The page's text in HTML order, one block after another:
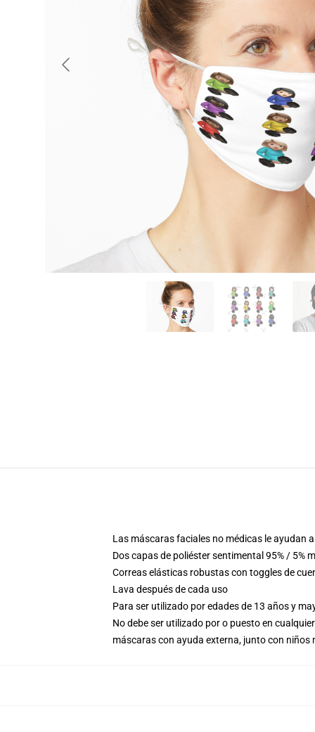
Las máscaras faciales no médicas le ayudan
Dos capas de poliéster sentimental 95% / 5%
Correas elásticas robustas con toggles de
Lava después de cada uso
Para ser utilizado por edades de 13 años y
No debe ser utilizado por o puesto en
máscaras con ayuda externa, junto con niños